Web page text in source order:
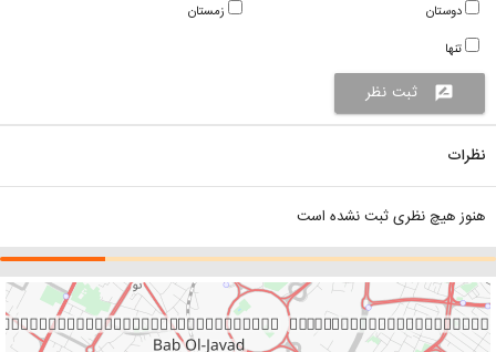
زمستان
دوستان
تنها
rate_review ثبت نظر
نظرات
هنوز هیچ نظری ثبت نشده است